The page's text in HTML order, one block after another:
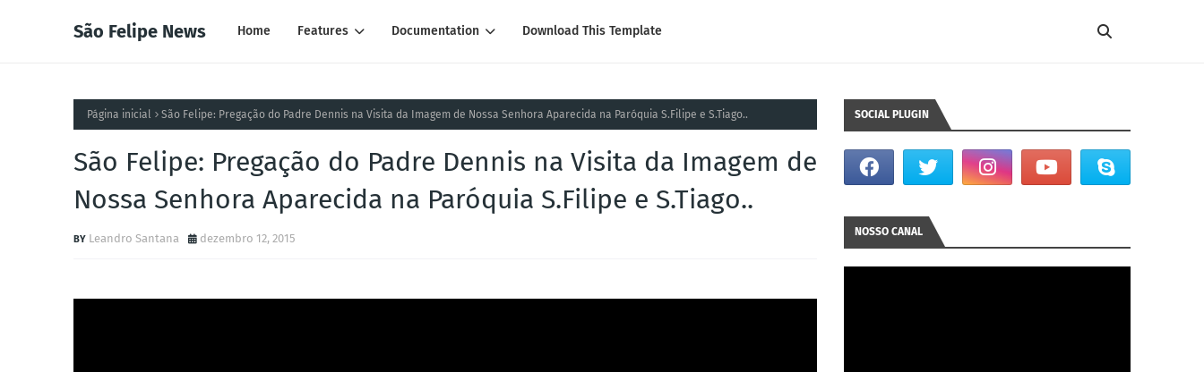
São Felipe News Home Features Documentation Download This Template
Página inicial São Felipe: Pregação do Padre Dennis na Visita da Imagem de Nossa Senhora Aparecida na Paróquia S.Filipe e S.Tiago..
São Felipe: Pregação do Padre Dennis na Visita da Imagem de
Nossa Senhora Aparecida na Paróquia S.Filipe e S.Tiago..
Leandro Santana dezembro 12, 2015
SOCIAL PLUGIN
NOSSO CANAL